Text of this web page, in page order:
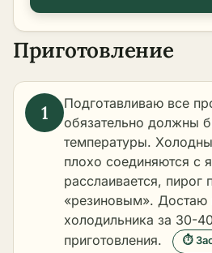
Приготовление
Подготавливаю все
обязательно должны
температуры.
плохо соединяются с
расслаивается, пирог
«резиновым». Достаю
холодильника за 30-
приготовления.
⏱